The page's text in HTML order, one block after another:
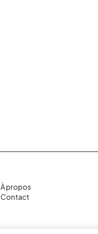
À propos
Contact